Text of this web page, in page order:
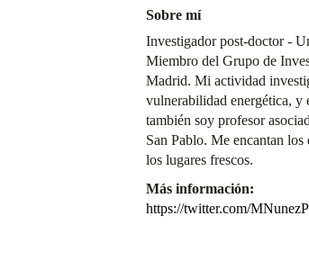
Sobre mí
Investigador post-doctor -
Miembro del Grupo de
Madrid. Mi actividad
vulnerabilidad energética, y
también soy profesor
San Pablo. Me encantan
los lugares frescos.
Más información:
https://twitter.com/